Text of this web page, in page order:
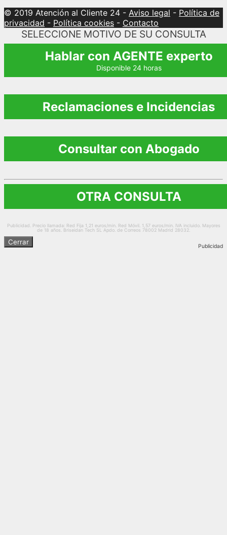
© 2019 Atención al Cliente 24 - Aviso legal - Política de
privacidad - Política cookies - Contacto
SELECCIONE MOTIVO DE SU CONSULTA
Hablar con AGENTE experto
Disponible 24 horas
Reclamaciones e Incidencias
Consultar con Abogado
OTRA CONSULTA
Publicidad. Precio llamada: Red Fija 1,21 euros/min. Red Móvil. 1,57 euros/min. IVA incluido. Mayores
de 18 años. Briseidan Tech SL Apdo. de Correos 78002 Madrid 28032.
Publicidad
Cerrar